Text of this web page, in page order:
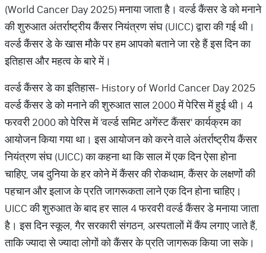
(World Cancer Day 2025) मनाया जाता है। वर्ल्ड कैंसर डे को मनाने
की शुरुआत अंतर्राष्ट्रीय कैंसर नियंत्रण संघ (UICC) द्वारा की गई थी।
वर्ल्ड कैंसर डे के खास मौके पर हम आपको बताने जा रहे हैं इस दिन का
इतिहास और महत्व के बारे में।
वर्ल्ड कैंसर डे का इतिहास- History of World Cancer Day 2025
वर्ल्ड कैंसर डे को मनाने की शुरुआत साल 2000 में पेरिस में हुई थी। 4
फरवरी 2000 को पेरिस में 'वर्ल्ड समिट अगेंस्ट कैंसर' कार्यक्रम का
आयोजन किया गया था। इस आयोजन को करने वाले अंतर्राष्ट्रीय कैंसर
नियंत्रण संघ (UICC) का कहना था कि साल में एक दिन ऐसा होना
चाहिए, जब दुनिया के हर कोने में कैंसर की रोकथाम, कैंसर के लक्षणों की
पहचान और इलाज के प्रति जागरूकता लाने एक दिन होना चाहिए।
UICC की शुरुआत के बाद हर साल 4 फरवरी वर्ल्ड कैंसर डे मनाया जाता
है। इस दिन स्कूल, गैर सरकारी संगठन, अस्पतालों में कैंप लगाए जाते हैं,
ताकि ज्यादा से ज्यादा लोगों को कैंसर के प्रति जागरूक किया जा सके।